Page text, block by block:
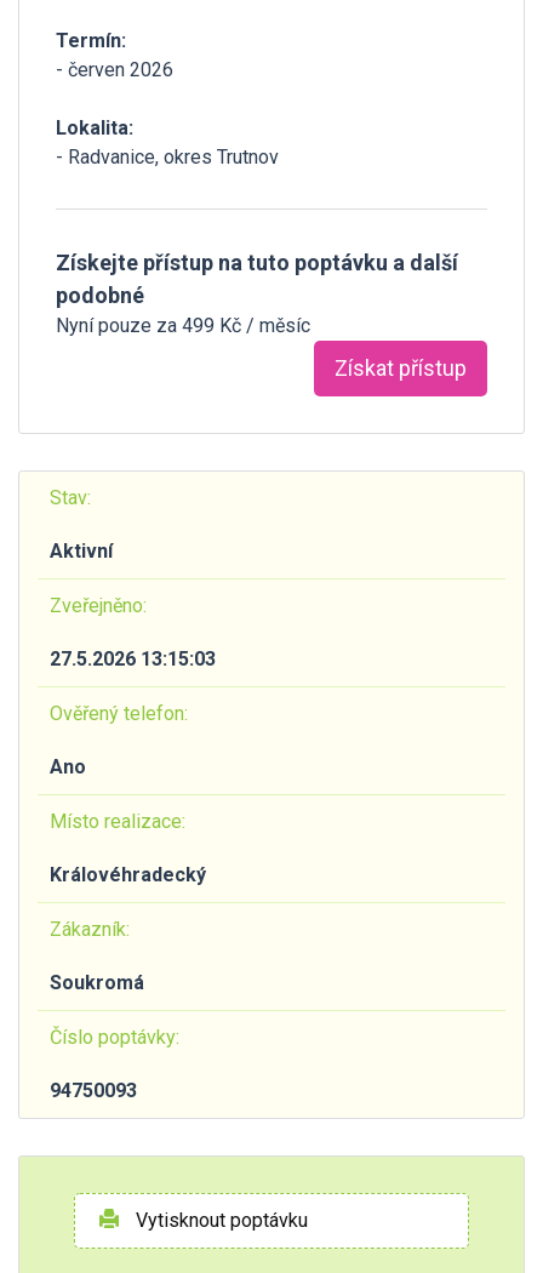
Termín:
- červen 2026
Lokalita:
- Radvanice, okres Trutnov
Získejte přístup na tuto poptávku a další
podobné
Nyní pouze za 499 Kč / měsíc
Získat přístup
Stav:
Aktivní
Zveřejněno:
27.5.2026 13:15:03
Ověřený telefon:
Ano
Místo realizace:
Královéhradecký
Zákazník:
Soukromá
Číslo poptávky:
94750093
Vytisknout poptávku